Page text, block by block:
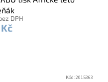
DPH
Kód:2015363